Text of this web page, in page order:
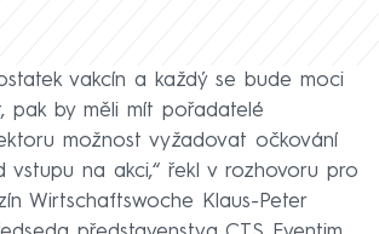
vakcín a každý se bude moci
pak by měli mít pořadatelé
možnost vyžadovat očkování
vstupu na akci,“ řekl v rozhovoru pro
Wirtschaftswoche Klaus-Peter